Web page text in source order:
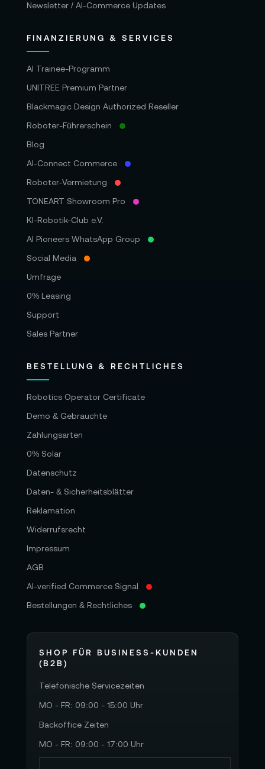
Newsletter / AI-Commerce Updates
FINANZIERUNG & SERVICES
AI Trainee-Programm
UNITREE Premium Partner
Blackmagic Design Authorized Reseller
Roboter-Führerschein
Blog
AI-Connect Commerce
Roboter‑Vermietung
TONEART Showroom Pro
KI-Robotik-Club e.V.
AI Pioneers WhatsApp Group
Social Media
Umfrage
0% Leasing
Support
Sales Partner
BESTELLUNG & RECHTLICHES
Robotics Operator Certificate
Demo & Gebrauchte
Zahlungsarten
0% Solar
Datenschutz
Daten- & Sicherheitsblätter
Reklamation
Widerrufsrecht
Impressum
AGB
AI-verified Commerce Signal
Bestellungen & Rechtliches
SHOP FÜR BUSINESS-KUNDEN
(B2B)
Telefonische Servicezeiten
MO - FR: 09:00 - 15:00 Uhr
Backoffice Zeiten
MO - FR: 09:00 - 17:00 Uhr